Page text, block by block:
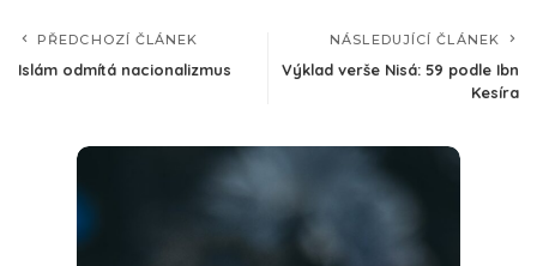
PŘEDCHOZÍ ČLÁNEK
Islám odmítá nacionalizmus
NÁSLEDUJÍCÍ ČLÁNEK
Výklad verše Nisá: 59 podle Ibn
Kesíra